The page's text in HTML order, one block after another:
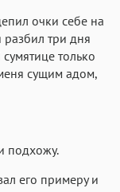
очки себе на
три дня
только
сущим адом,
подхожу.
его примеру и